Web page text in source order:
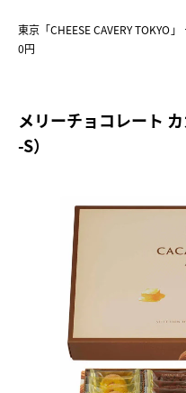
東京「CHEESE CAVERY TOKYO
0円
メリーチョコレート
-S）